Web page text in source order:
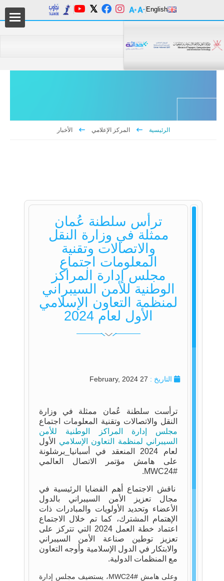
English
الرئيسية المركز الإعلامي الأخبار
ترأس سلطنة عُمان
ممثلة في وزارة النقل
والاتصالات وتقنية
المعلومات اجتماع
مجلس إدارة المراكز
الوطنية للأمن السيبراني
لمنظمة التعاون الإسلامي
الأول لعام 2024
التاريخ :
ترأست سلطنة عُمان ممثلة في وزارة
النقل والاتصالات وتقنية المعلومات اجتماع
مجلس إدارة المراكز الوطنية للأمن
السيبراني لمنظمة التعاون الإسلامي الأول
لعام 202 4
المنعقد في أسبانيا_برشلونة
على هامش مؤتمر الاتصال العالمي
#
MWC24
.
ناقش الاجتماع أهم القضايا الرئيسية في
مجال تعزيز الأمن السيبراني بالدول
الأعضاء وتحديد الأولويات والمبادرات ذات
الإهتمام المشترك، كما تم خلال الاجتماع
اعتماد خطة العمل 2024 التي تتركز على
تعزيز
توطين صناعة الأمن السيبراني
والابتكار في الدول الإسلامية وأوجه التعاون
مع المنظمات الدولية.
وعلى هامش #MWC24، يستضيف مجلس إدارة